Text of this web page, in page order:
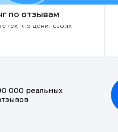
по отзывам
тех, кто ценит своих
000 реальных